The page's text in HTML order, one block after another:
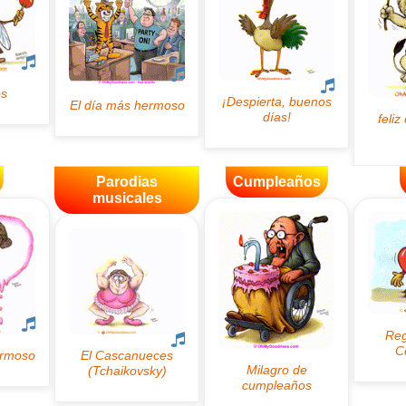
Parodias
musicales
Cumpleaños